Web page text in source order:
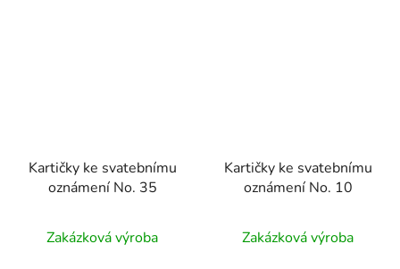
Kartičky ke svatebnímu
oznámení No. 35
Zakázková výroba
Kartičky ke svatebnímu
oznámení No. 10
Zakázková výroba